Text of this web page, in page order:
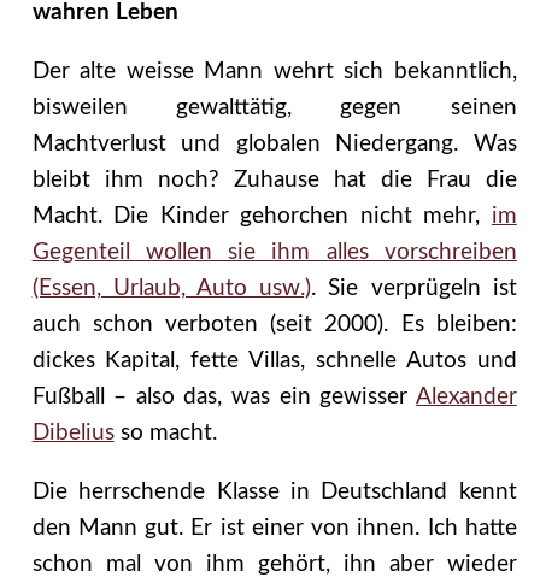
wahren Leben
Der alte weisse Mann wehrt sich bekanntlich,
bisweilen gewalttätig, gegen seinen
Machtverlust und globalen Niedergang. Was
bleibt ihm noch? Zuhause hat die Frau die
Macht. Die Kinder gehorchen nicht mehr, im
Gegenteil wollen sie ihm alles vorschreiben
(Essen, Urlaub, Auto usw.). Sie verprügeln ist
auch schon verboten (seit 2000). Es bleiben:
dickes Kapital, fette Villas, schnelle Autos und
Fußball – also das, was ein gewisser Alexander
Dibeliusso macht.
Die herrschende Klasse in Deutschland kennt
den Mann gut. Er ist einer von ihnen. Ich hatte
schon mal von ihm gehört, ihn aber wieder